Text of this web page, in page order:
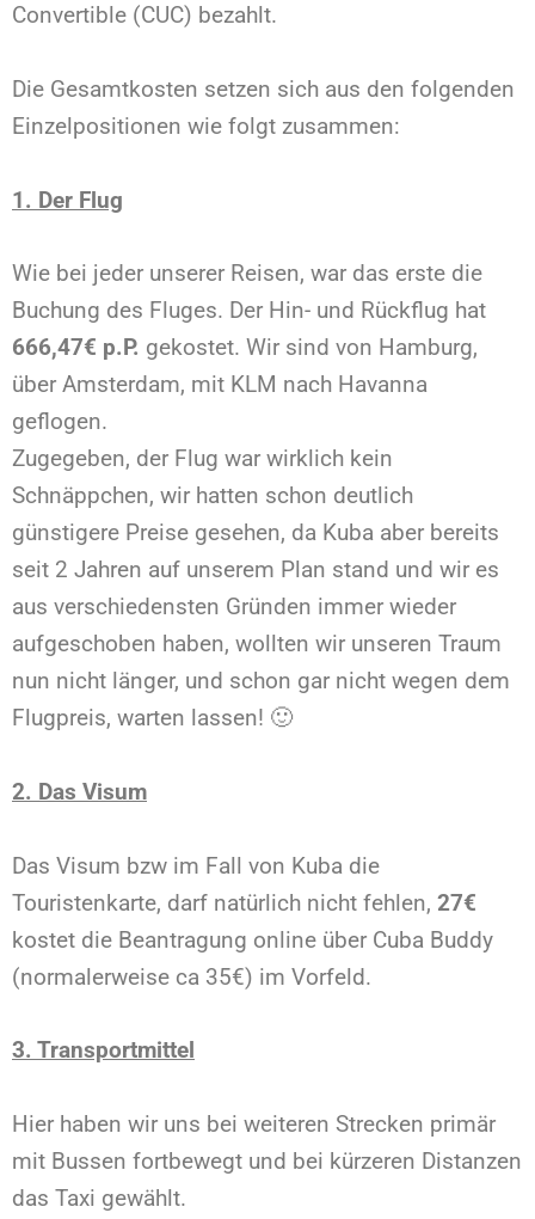
Convertible (CUC) bezahlt.
Die Gesamtkosten setzen sich aus den folgenden
Einzelpositionen wie folgt zusammen:
1. Der Flug
Wie bei jeder unserer Reisen, war das erste die
Buchung des Fluges. Der Hin- und Rückflug hat
666,47€ p.P. gekostet. Wir sind von Hamburg,
über Amsterdam, mit KLM nach Havanna
geflogen.
Zugegeben, der Flug war wirklich kein
Schnäppchen, wir hatten schon deutlich
günstigere Preise gesehen, da Kuba aber bereits
seit 2 Jahren auf unserem Plan stand und wir es
aus verschiedensten Gründen immer wieder
aufgeschoben haben, wollten wir unseren Traum
nun nicht länger, und schon gar nicht wegen dem
Flugpreis, warten lassen! 🙂
2. Das Visum
Das Visum bzw im Fall von Kuba die
Touristenkarte, darf natürlich nicht fehlen, 27€
kostet die Beantragung online über Cuba Buddy
(normalerweise ca 35€) im Vorfeld.
3. Transportmittel
Hier haben wir uns bei weiteren Strecken primär
mit Bussen fortbewegt und bei kürzeren Distanzen
das Taxi gewählt.